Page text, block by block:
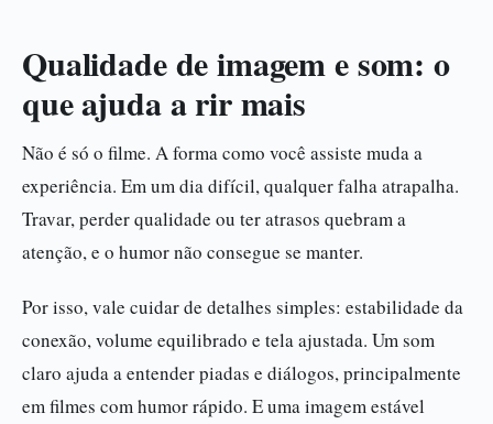
Qualidade de imagem e som: o
que ajuda a rir mais
Não é só o filme. A forma como você assiste muda a
experiência. Em um dia difícil, qualquer falha atrapalha.
Travar, perder qualidade ou ter atrasos quebram a
atenção, e o humor não consegue se manter.
Por isso, vale cuidar de detalhes simples: estabilidade da
conexão, volume equilibrado e tela ajustada. Um som
claro ajuda a entender piadas e diálogos, principalmente
em filmes com humor rápido. E uma imagem estável